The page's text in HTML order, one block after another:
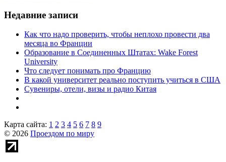
Недавние записи
Как что надо проверить, чтобы неплохо провести два
месяца во Франции
Образование в Соединенных Штатах: Wake Forest
University
Что следует понимать про Францию
В какой университет реально поступить учиться в США
Сувениры, отели, визы и радио Китая
Карта сайта: 1 2 3 4 5 6 7 8 9
© 2026 Проездом по миру